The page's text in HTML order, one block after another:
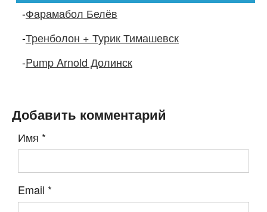
-Фарамабол Белёв
-Тренболон + Турик Тимашевск
-Pump Arnold Долинск
Добавить комментарий
Имя *
Email *